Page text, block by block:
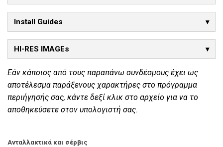
Install Guides
HI-RES IMAGEs
Εάν κάποιος από τους παραπάνω συνδέσμους έχει ως
αποτέλεσμα παράξενους χαρακτήρες στο πρόγραμμα
περιήγησής σας, κάντε δεξί κλικ στο αρχείο για να το
αποθηκεύσετε στον υπολογιστή σας.
Ανταλλακτικά και σέρβις